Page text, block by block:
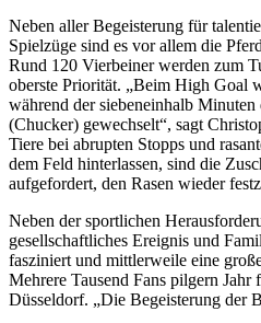
Neben aller Begeisterung für
Spielzüge sind es vor allem die
Rund 120 Vierbeiner werden zum
oberste Priorität. „Beim High Goal
während der siebeneinhalb Minuten
(Chucker) gewechselt“, sagt
Tiere bei abrupten Stopps und
dem Feld hinterlassen, sind die
aufgefordert, den Rasen wieder
Neben der sportlichen
gesellschaftliches Ereignis und
fasziniert und mittlerweile eine
Mehrere Tausend Fans pilgern
Düsseldorf. „Die Begeisterung der